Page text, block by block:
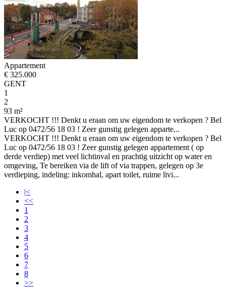
Appartement
€ 325.000
GENT
1
2
93 m²
VERKOCHT !!! Denkt u eraan om uw eigendom te verkopen ? Bel
Luc op 0472/56 18 03 ! Zeer gunstig gelegen apparte...
VERKOCHT !!! Denkt u eraan om uw eigendom te verkopen ? Bel
Luc op 0472/56 18 03 ! Zeer gunstig gelegen appartement ( op
derde verdiep) met veel lichtinval en prachtig uitzicht op water en
omgeving, Te bereiken via de lift of via trappen, gelegen op 3e
verdieping, indeling: inkomhal, apart toilet, ruime livi...
|<
<<
1
2
3
4
5
6
7
8
>>